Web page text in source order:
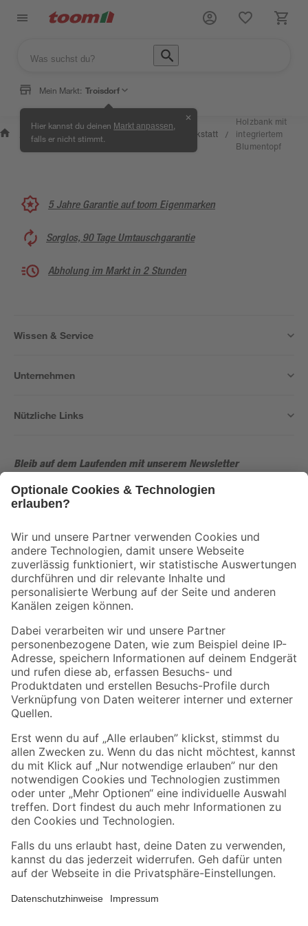
Mein Markt: Troisdorf
Hier kannst du deinen Markt anpassen
falls er nicht stimmt.
✕
Wissen
&
/
Selbermachen
& Ratgeber
Kreativwerkstatt /
Holzbank mit
integriertem
Blumentopf
5 Jahre Garantie auf toom Eigenmarken
Sorglos, 90 Tage Umtauschgarantie
Abholung im Markt in 2 Stunden
Wissen & Service
Unternehmen
Nützliche Links
Bleib auf dem Laufenden mit unserem Newsletter
Der toom Newsletter: Keine Angebote und Aktionen mehr verpassen!
Folge uns
Zahlungsarten Versandarten
Sicher einkaufen
Jetzt die toom-App herunterladen
Alle Preisangaben in EUR inkl. gesetzl. MwSt.. Die dargestellten Angebote sind unter
Umständen nicht in allen Märkten verfügbar. Die angegebenen Verfügbarkeiten beziehen
sich auf den unter "Mein Markt" ausgewählten toom Baumarkt. Alle Angebote und
*Paketversand ab 59 € versandkostenfrei, gilt nicht für Artikel mit Speditionsversand, hier
fallen zusätzliche Versandkosten an.